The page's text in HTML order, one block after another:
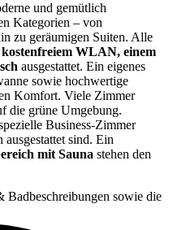
und gemütlich
Kategorien – von
zu geräumigen Suiten. Alle
WLAN, einem
ausgestattet. Ein eigenes
sowie hochwertige
Komfort. Viele Zimmer
die grüne Umgebung.
Business-Zimmer
sind. Ein
mit Sauna stehen den
sowie die